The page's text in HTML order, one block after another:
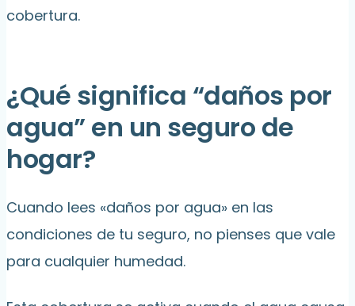
cobertura.
¿Qué significa “daños por
agua” en un seguro de
hogar?
Cuando lees «daños por agua» en las
condiciones de tu seguro, no pienses que vale
para cualquier humedad.